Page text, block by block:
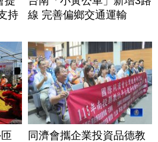
持
線 完善偏鄉交通運輸
同濟會攜企業投資品德教